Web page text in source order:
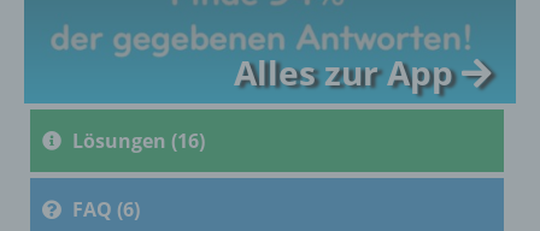
Alles zur App
Lösungen (16)
FAQ (6)
c) Verarbeitung
Verarbeitung ist jeder mit oder ohne Hilfe
Vorgang oder jede solche Vorgangsreihe im
Zusammenhang mit personenbezogenen
Organisation, das Ordnen, die Speicherung,